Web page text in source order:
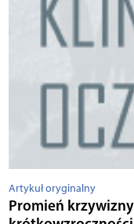
Artykuł oryginalny
Promień